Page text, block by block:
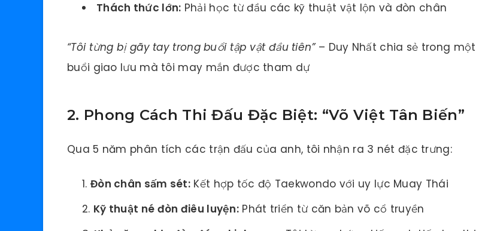
Thách thức lớn: Phải học từ đầu các kỹ thuật vật lộn và đòn chân
“Tôi từng bị gãy tay trong buổi tập vật đầu tiên”– Duy Nhất chia sẻ trong một
buổi giao lưu mà tôi may mắn được tham dự
2. Phong Cách Thi Đấu Đặc Biệt: “Võ Việt Tân Biến”
Qua 5 năm phân tích các trận đấu của anh, tôi nhận ra 3 nét đặc trưng:
Đòn chân sấm sét: Kết hợp tốc độ Taekwondo với uy lực Muay Thái
Kỹ thuật né đòn điêu luyện: Phát triển từ căn bản võ cổ truyền